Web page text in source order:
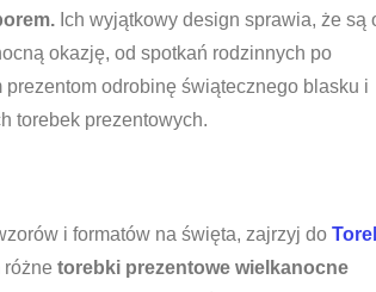
Ich wyjątkowy design sprawia, że są
okazję, od spotkań rodzinnych po
odrobinę świątecznego blasku i
torebek prezentowych.
i formatów na święta, zajrzyj do
torebki prezentowe wielkanocne